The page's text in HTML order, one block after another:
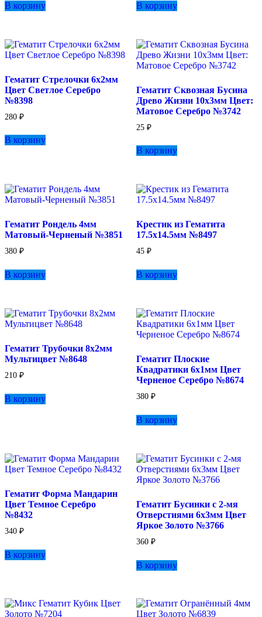
В корзину В корзину
Гематит Стрелочки 6х2мм
Цвет Светлое Серебро
№8398
280 ₽
В корзину
Гематит Сквозная Бусина
Древо Жизни 10х3мм Цвет:
Матовое Серебро №3742
25 ₽
В корзину
Гематит Рондель 4мм
Матовый-Черненый №3851
380 ₽
В корзину
Крестик из Гематита
17.5х14.5мм №8497
45 ₽
В корзину
Гематит Трубочки 8х2мм
Мультицвет №8648
210 ₽
В корзину
Гематит Плоские
Квадратики 6х1мм Цвет
Черненое Серебро №8674
380 ₽
В корзину
Гематит Форма Мандарин
Цвет Темное Серебро
№8432
340 ₽
В корзину
Гематит Бусинки с 2-мя
Отверстиями 6х3мм Цвет
Яркое Золото №3766
360 ₽
В корзину